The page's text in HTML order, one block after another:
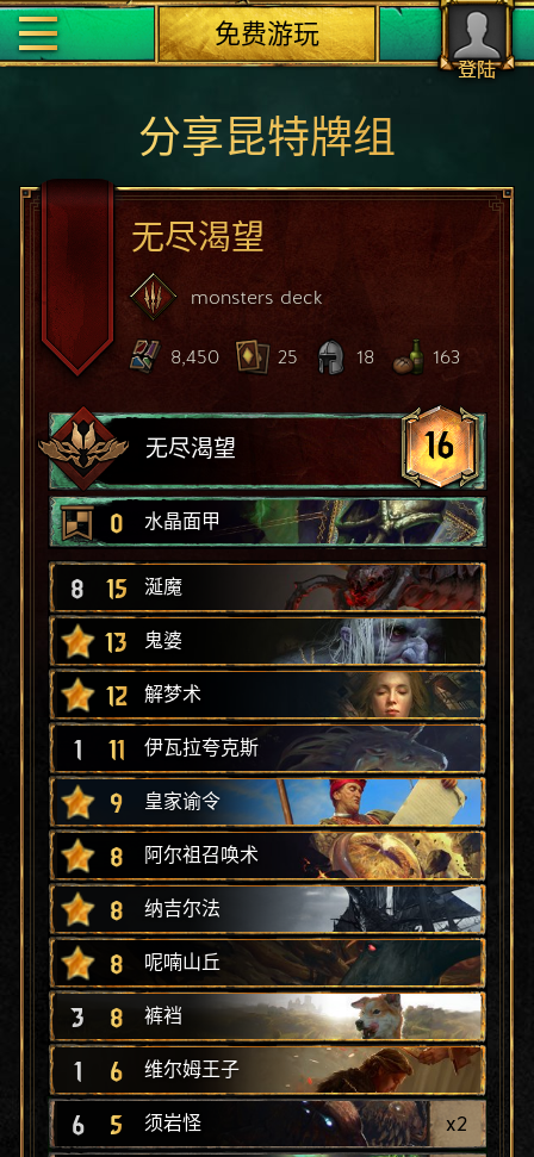
登陆
免费游玩
分享昆特牌组
无尽渴望
monsters deck
8,450 25 18 163
无尽渴望 16
0 水晶面甲
8 15 涎魔
13 鬼婆
12 解梦术
1 11 伊瓦拉夸克斯
9 皇家谕令
8 阿尔祖召唤术
8 纳吉尔法
8 呢喃山丘
3 8 裤裆
1 6 维尔姆王子
6 5 须岩怪 x2